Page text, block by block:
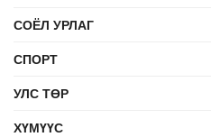
СОЁЛ УРЛАГ
СПОРТ
УЛС ТӨР
ХҮМҮҮС